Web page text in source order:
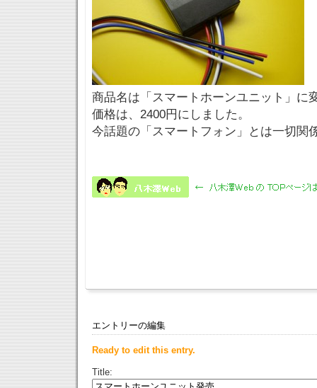
商品名は「スマートホーンユニット」に
価格は、2400円にしました。
今話題の「スマートフォン」とは一切関
エントリーの編集
Ready to edit this entry.
Title: